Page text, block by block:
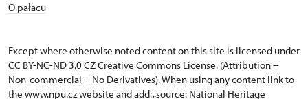
O pałacu
Except where otherwise noted content on this site is licensed under
CC BY-NC-ND 3.0 CZCreative Commons License. (Attribution +
Non-commercial + No Derivatives). When using any content link to
the www.npu.cz website and add: „source: National Heritage